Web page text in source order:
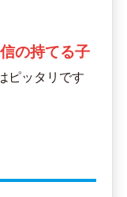
の持てる子
ピッタリです